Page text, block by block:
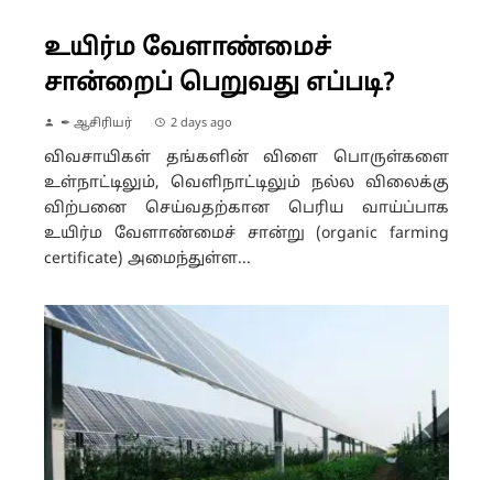
உயிர்ம வேளாண்மைச்
சான்றைப் பெறுவது எப்படி?
✒ ஆசிரியர் 2 days ago
விவசாயிகள் தங்களின் விளை பொருள்களை
உள்நாட்டிலும், வெளிநாட்டிலும் நல்ல விலைக்கு
விற்பனை செய்வதற்கான பெரிய வாய்ப்பாக
உயிர்ம வேளாண்மைச் சான்று (organic farming
certificate) அமைந்துள்ள...